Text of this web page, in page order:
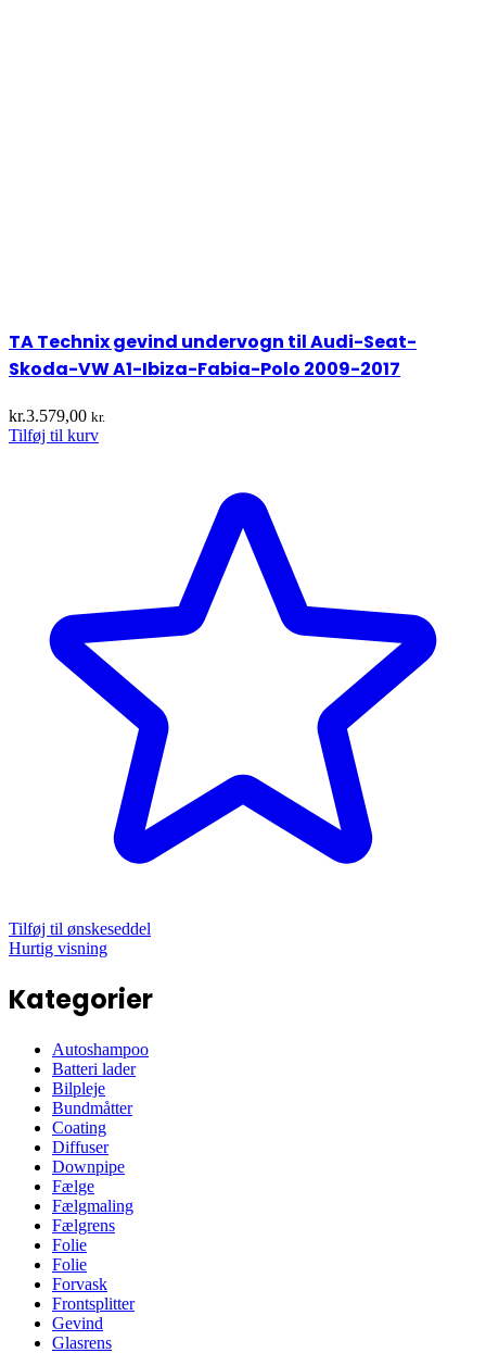
TA Technix gevind undervogn til Audi-Seat-
Skoda-VW A1-Ibiza-Fabia-Polo 2009-2017
kr.3.579,00 kr.
Tilføj til kurv
Tilføj til ønskeseddel
Hurtig visning
Kategorier
Autoshampoo
Batteri lader
Bilpleje
Bundmåtter
Coating
Diffuser
Downpipe
Fælge
Fælgmaling
Fælgrens
Folie
Folie
Forvask
Frontsplitter
Gevind
Glasrens